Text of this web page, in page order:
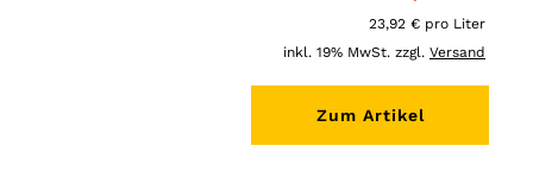
23,92 € pro Liter
inkl. 19% MwSt. zzgl. Versand
Zum Artikel